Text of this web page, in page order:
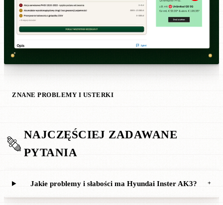
ZNANE PROBLEMY I USTERKI
NAJCZĘŚCIEJ ZADAWANE
PYTANIA
Jakie problemy i słabości ma Hyundai Inster AK3? +